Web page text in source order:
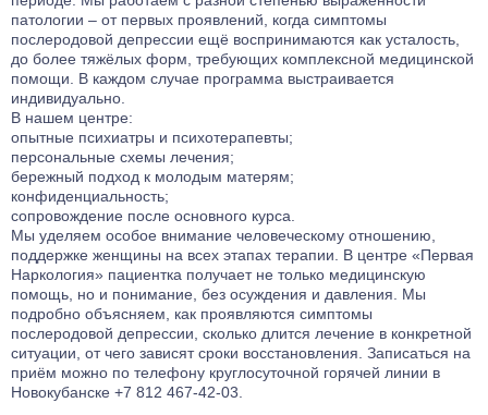
патологии – от первых проявлений, когда симптомы
послеродовой депрессии ещё воспринимаются как усталость,
до более тяжёлых форм, требующих комплексной медицинской
помощи. В каждом случае программа выстраивается
индивидуально.
В нашем центре:
опытные психиатры и психотерапевты;
персональные схемы лечения;
бережный подход к молодым матерям;
конфиденциальность;
сопровождение после основного курса.
Мы уделяем особое внимание человеческому отношению,
поддержке женщины на всех этапах терапии. В центре «Первая
Наркология» пациентка получает не только медицинскую
помощь, но и понимание, без осуждения и давления. Мы
подробно объясняем, как проявляются симптомы
послеродовой депрессии, сколько длится лечение в конкретной
ситуации, от чего зависят сроки восстановления. Записаться на
приём можно по телефону круглосуточной горячей линии в
Новокубанске +7 812 467-42-03